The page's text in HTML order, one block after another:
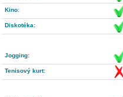
Kino:
Diskotéka:
Jogging:
Tenisový kurt: